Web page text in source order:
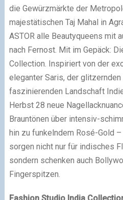
die Gewürzmärkte der
majestätischen Taj Mahal in
ASTOR alle Beautyqueens mit
nach Fernost. Mit im Gepäck:
Collection. Inspiriert von der
eleganter Saris, der
faszinierenden Landschaft
Herbst 28 neue
Brauntönen über intensiv-
hin zu funkelndem Rosé-Gold
sorgen nicht nur für indisches
sondern schenken auch
Fingerspitzen.